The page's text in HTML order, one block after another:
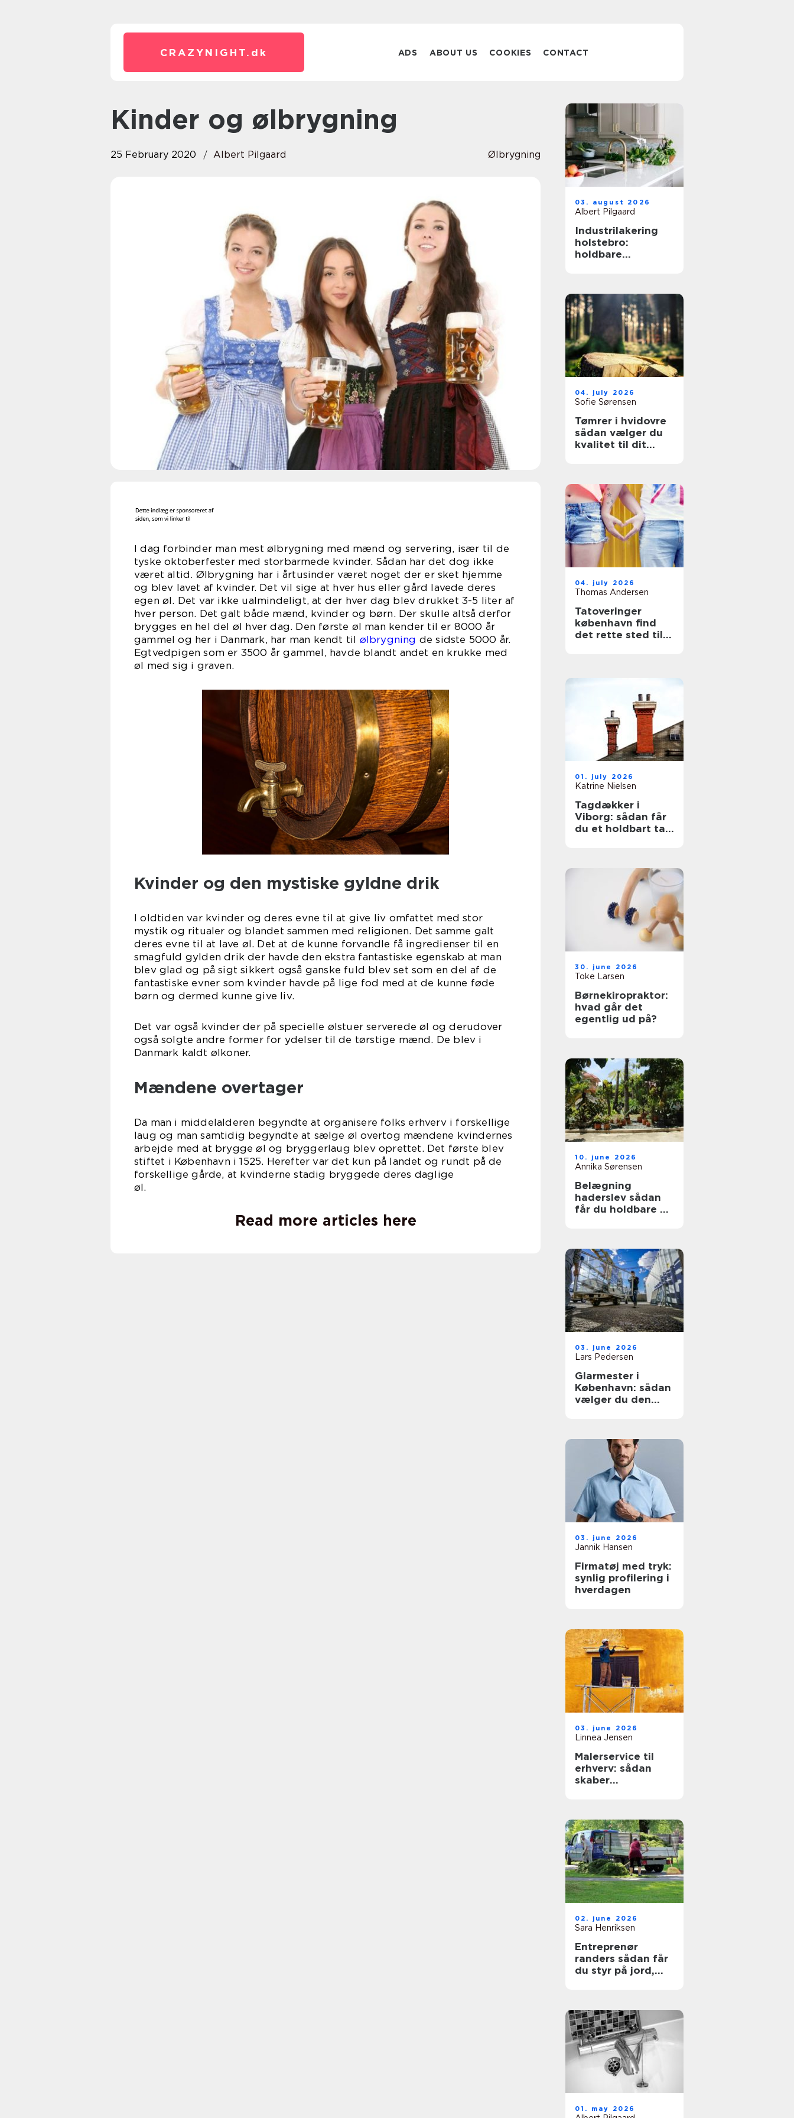
CRAZYNIGHT. dk ADS ABOUT US COOKIES CONTACT
Kinder og ølbrygning
25 February 2020 Albert Pilgaard Ølbrygning
I dag forbinder man mest ølbrygning med mænd og servering, især til de
tyske oktoberfester med storbarmede kvinder. Sådan har det dog ikke
været altid. Ølbrygning har i årtusinder været noget der er sket hjemme
og blev lavet af kvinder. Det vil sige at hver hus eller gård lavede deres
egen øl. Det var ikke ualmindeligt, at der hver dag blev drukket 3-5 liter af
hver person. Det galt både mænd, kvinder og børn. Der skulle altså derfor
brygges en hel del øl hver dag. Den første øl man kender til er 8000 år
gammel og her i Danmark, har man kendt til ølbrygning de sidste 5000 år.
Egtvedpigen som er 3500 år gammel, havde blandt andet en krukke med
øl med sig i graven.
Kvinder og den mystiske gyldne drik
I oldtiden var kvinder og deres evne til at give liv omfattet med stor
mystik og ritualer og blandet sammen med religionen. Det samme galt
deres evne til at lave øl. Det at de kunne forvandle få ingredienser til en
smagfuld gylden drik der havde den ekstra fantastiske egenskab at man
blev glad og på sigt sikkert også ganske fuld blev set som en del af de
fantastiske evner som kvinder havde på lige fod med at de kunne føde
børn og dermed kunne give liv.
Det var også kvinder der på specielle ølstuer serverede øl og derudover
også solgte andre former for ydelser til de tørstige mænd. De blev i
Danmark kaldt ølkoner.
Mændene overtager
Da man i middelalderen begyndte at organisere folks erhverv i forskellige
laug og man samtidig begyndte at sælge øl overtog mændene kvindernes
arbejde med at brygge øl og bryggerlaug blev oprettet. Det første blev
stiftet i København i 1525. Herefter var det kun på landet og rundt på de
forskellige gårde, at kvinderne stadig bryggede deres daglige
øl.
Read more articles here
03. august 2026
Albert Pilgaard
Industrilakering
holstebro:
holdbare
04. july 2026
Sofie Sørensen
Tømrer i hvidovre
sådan vælger du
kvalitet til dit
04. july 2026
Thomas Andersen
Tatoveringer
københavn find
det rette sted til
01. july 2026
Katrine Nielsen
Tagdækker i
Viborg: sådan får
du et holdbart tag
30. june 2026
Toke Larsen
Børnekiropraktor:
hvad går det
egentlig ud på?
10. june 2026
Annika Sørensen
Belægning
haderslev sådan
får du holdbare og
03. june 2026
Lars Pedersen
Glarmester i
København: sådan
vælger du den
03. june 2026
Jannik Hansen
Firmatøj med tryk:
synlig profilering i
hverdagen
03. june 2026
Linnea Jensen
Malerservice til
erhverv: sådan
skaber
02. june 2026
Sara Henriksen
Entreprenør
randers sådan får
du styr på jord,
01. may 2026